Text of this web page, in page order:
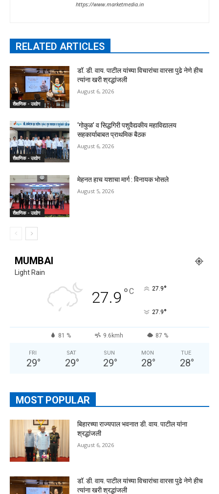
https://www.marketmedia.in
RELATED ARTICLES
शैक्षणिक - उद्योग
डॉ. डी. वाय. पाटील यांच्या विचारांचा वारसा पुढे नेणे हीच
त्यांना खरी श्रद्धांजली
August 6, 2026
शैक्षणिक - उद्योग
‘गोकुळ’ व सिद्धगिरी पशुवैद्यकीय महाविद्यालय
सहकार्याबाबत प्राथमिक बैठक
August 6, 2026
शैक्षणिक - उद्योग
मेहनत हाच यशाचा मार्ग : विनायक भोसले
August 5, 2026
MUMBAI
Light Rain
27.9 °C 27.9°
27.9°
81 % 9.6kmh 87 %
FRI
29°
SAT
29°
SUN
29°
MON
28°
TUE
28°
MOST POPULAR
बिहारच्या राज्यपाल भवनात डी. वाय. पाटील यांना
श्रद्धांजली
August 6, 2026
डॉ. डी. वाय. पाटील यांच्या विचारांचा वारसा पुढे नेणे हीच
त्यांना खरी श्रद्धांजली